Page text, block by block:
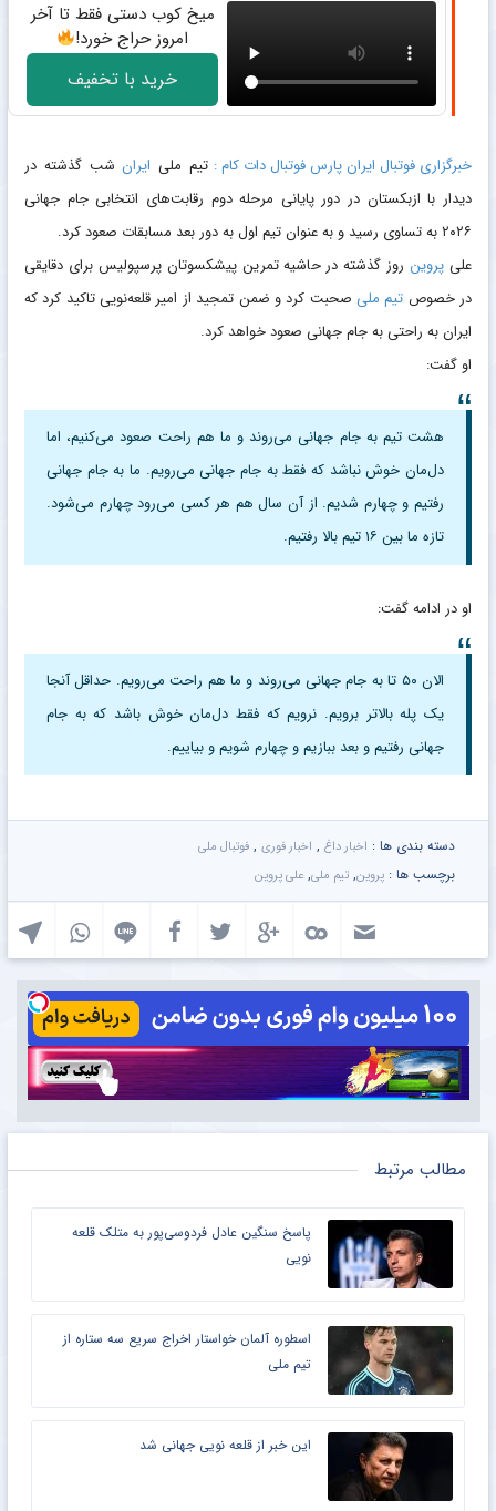
میخ کوب دستی فقط تا آخر
امروز حراج خورد!
خرید با تخفیف
خبرگزاری فوتبال ایران پارس فوتبال دات کام : تیم ملی ایرانشب گذشته در
دیدار با ازبکستان در دور پایانی مرحله دوم رقابت‌های انتخابی جام جهانی
۲۰۲۶ به تساوی رسید و به عنوان تیم اول به دور بعد مسابقات صعود کرد.
علی پروینروز گذشته در حاشیه تمرین پیشکسوتان پرسپولیس برای دقایقی
در خصوص تیم ملی صحبت کرد و ضمن تمجید از امیر قلعه‌نویی تاکید کرد که
ایران به راحتی به جام جهانی صعود خواهد کرد.
او گفت:
هشت تیم به جام جهانی می‌روند و ما هم راحت صعود می‌کنیم، اما
دل‌مان خوش نباشد که فقط به جام جهانی می‌رویم. ما به جام جهانی
رفتیم و چهارم شدیم. از آن سال هم هر کسی می‌رود چهارم می‌شود‌.
تازه ما بین ۱۶ تیم بالا رفتیم.
او در ادامه گفت:
الان ۵۰ تا به جام جهانی می‌روند و ما هم راحت می‌رویم. حداقل آنجا
یک پله بالاتر برویم. نرویم که فقط دل‌مان خوش باشد که به جام
جهانی رفتیم و بعد ببازیم و چهارم شویم و بیاییم.
دسته بندی ها : اخبار داغ , اخبار فوری , فوتبال ملی
برچسب ها : پروین, تیم ملی, علی پروین
مطالب مرتبط
پاسخ سنگین عادل فردوسی‌پور به متلک قلعه
نویی
اسطوره آلمان خواستار اخراج سریع سه ستاره از
تیم ملی
این خبر از قلعه نویی جهانی شد